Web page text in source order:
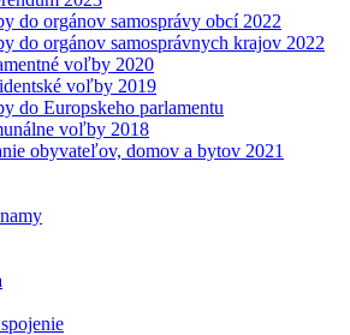
do orgánov samosprávy obcí 2022
do orgánov samosprávnych krajov 2022
voľby 2020
voľby 2019
do Europskeho parlamentu
voľby 2018
obyvateľov, domov a bytov 2021